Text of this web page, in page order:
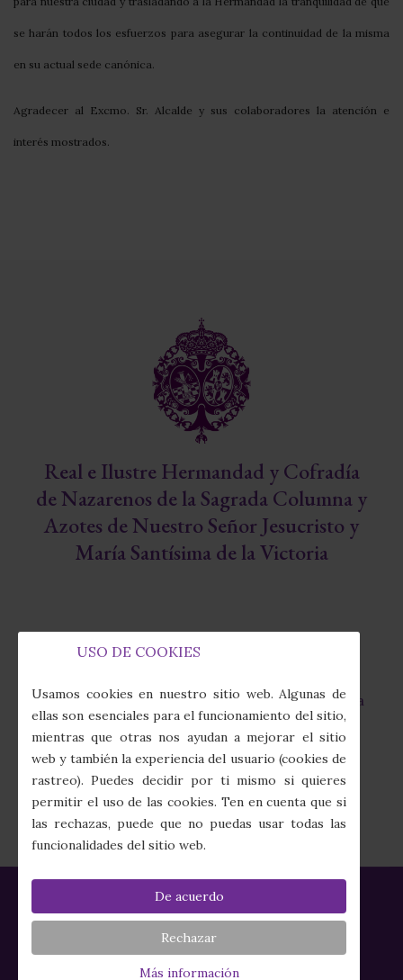
se harán todos los esfuerzos para asegurar la continuidad de la misma
en su actual sede canónica.
Agradecer al Excmo. Sr. Alcalde y sus colaboradores la atención e
interés mostrados.
Real e Ilustre Hermandad y Cofradía
de Nazarenos de la Sagrada Columna y
Azotes de Nuestro Señor Jesucristo y
María Santísima de la Victoria
fas
fa-
map-
marker-
Calle Juan Sebastián Elcano, 7 · 41011 Sevilla
phone-
alt
(+34) 954 274 910
far
fa-
secretaria@columnayazotes.es
HERMANDAD DE LAS CIGARRERAS
USO DE COOKIES
Usamos cookies en nuestro sitio web. Algunas de
ellas son esenciales para el funcionamiento del sitio,
mientras que otras nos ayudan a mejorar el sitio
web y también la experiencia del usuario (cookies de
rastreo). Puedes decidir por ti mismo si quieres
permitir el uso de las cookies. Ten en cuenta que si
las rechazas, puede que no puedas usar todas las
funcionalidades del sitio web.
De acuerdo
Rechazar
Más información